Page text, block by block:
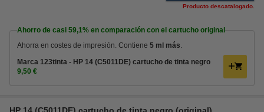
Producto descatalogado.
Ahorro de casi 59,1% en comparación con el cartucho original
Ahorra en costes de impresión. Contiene 5 ml más.
Marca 123tinta - HP 14 (C5011DE) cartucho de tinta negro
9,50 €